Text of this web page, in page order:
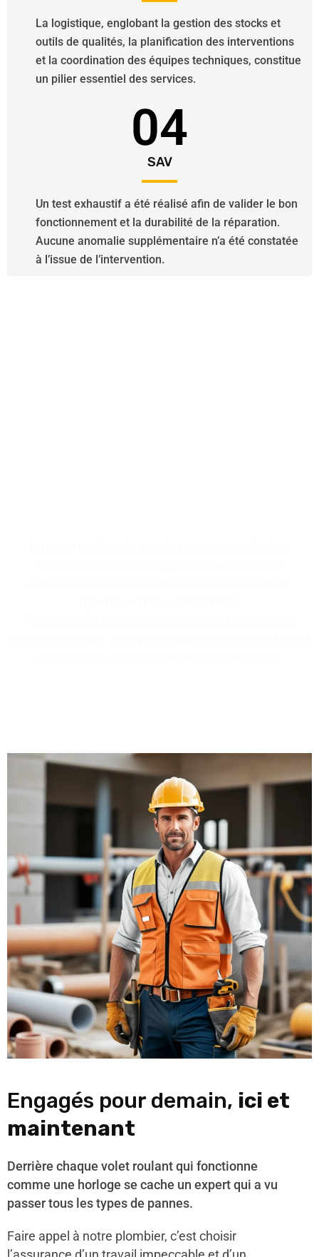
La logistique, englobant la gestion des stocks et
outils de qualités, la planification des interventions
et la coordination des équipes techniques, constitue
un pilier essentiel des services.
04
SAV
Un test exhaustif a été réalisé afin de valider le bon
fonctionnement et la durabilité de la réparation.
Aucune anomalie supplémentaire n’a été constatée
à l’issue de l’intervention.
Engagés pour demain, ici et
maintenant
Derrière chaque volet roulant qui fonctionne
comme une horloge se cache un expert qui a vu
passer tous les types de pannes.
Faire appel à notre plombier, c’est choisir